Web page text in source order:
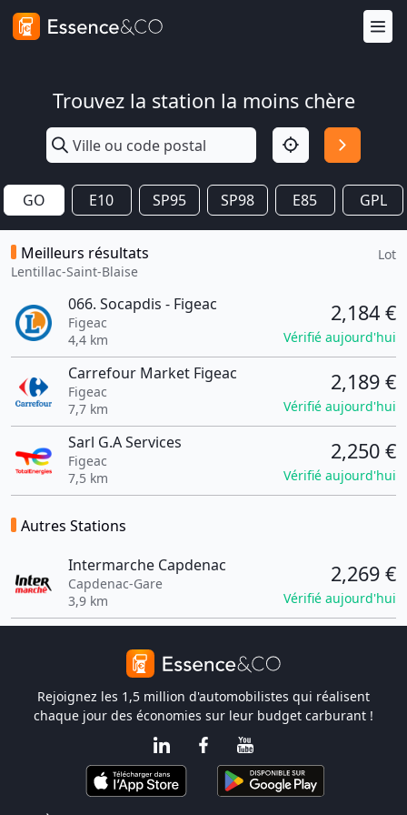
Trouvez la station la moins chère
GO E10 SP95 SP98 E85 GPL
Meilleurs résultats
Lentillac-Saint-Blaise
Lot
066. Socapdis - Figeac
Figeac
4,4 km
2,184 €
Vérifié aujourd'hui
Carrefour Market Figeac
Figeac
7,7 km
2,189 €
Vérifié aujourd'hui
Sarl G.A Services
Figeac
7,5 km
2,250 €
Vérifié aujourd'hui
Autres Stations
Intermarche Capdenac
Capdenac-Gare
3,9 km
2,269 €
Vérifié aujourd'hui
Rejoignez les 1,5 million d'automobilistes qui réalisent
chaque jour des économies sur leur budget carburant !